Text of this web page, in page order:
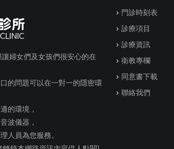
婦女們及女孩們很安心的在
的問題可以在一對一的隱密環
的環境，
波儀器，
人員為您服務。
門診時刻表
診療項目
診療資訊
衛教專欄
同意書下載
聯絡我們